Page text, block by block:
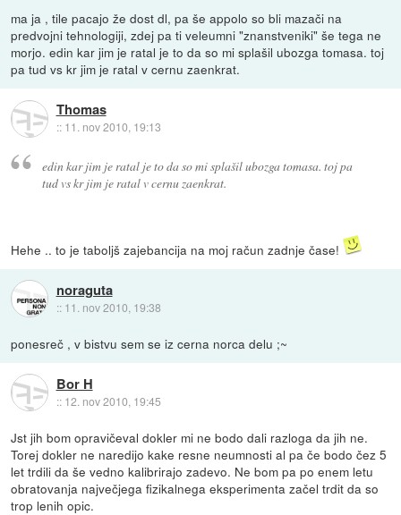
ma ja , tile pacajo že dost dl, pa še appolo so bli mazači na
predvojni tehnologiji, zdej pa ti veleumni "znanstveniki" še tega ne
morjo. edin kar jim je ratal je to da so mi splašil ubozga tomasa. toj
pa tud vs kr jim je ratal v cernu zaenkrat.
Thomas
:: 11. nov 2010, 19:13
edin kar jim je ratal je to da so mi splašil ubozga tomasa. toj pa
tud vs kr jim je ratal v cernu zaenkrat.
Hehe .. to je taboljš zajebancija na moj račun zadnje čase!
noraguta
:: 11. nov 2010, 19:38
ponesreč , v bistvu sem se iz cerna norca delu ;~
Bor H
:: 12. nov 2010, 19:45
Jst jih bom opravičeval dokler mi ne bodo dali razloga da jih ne.
Torej dokler ne naredijo kake resne neumnosti al pa če bodo čez 5
let trdili da še vedno kalibrirajo zadevo. Ne bom pa po enem letu
obratovanja največjega fizikalnega eksperimenta začel trdit da so
trop lenih opic.